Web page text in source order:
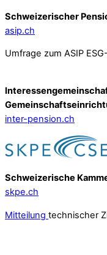
Schweizerischer
asip.ch
Umfrage zum ASIP
inter-pension.ch
Schweizerische
skpe.ch
Mitteilung technischer